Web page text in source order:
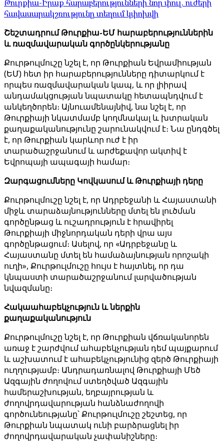
Թուրքիա-Իրաք հարաբերությունների նոր փուլ. ուժերի
հավասարակշռությունը տեղում կփոխվի
Շեշտադրում Թուրքիա-ԵՄ հարաբերություններին
և ռազմավարական գործընկերությանը
Քուրթուլմուշը նշել է, որ Թուրքիան Եվրամիության
(ԵՄ) հետ իր հարաբերությունները դիտարկում է
որպես ռազմավարական կապ, և որ լիիրավ
անդամակցության նպատակը հետապնդվում է
անկեղծորեն։ Այնուամենայնիվ, նա նշել է, որ
Թուրքիայի նկատմամբ կողմնակալ և խտրական
քաղաքականությունը շարունակվում է։ Նա ընդգծել
է, որ Թուրքիան կարևոր ուժ է իր
տարածաշրջանում և արժեքավոր ակտիվ է
Եվրոպայի ապագայի համար։
Զարգացումները Կովկասում և Թուրքիայի դերը
Քուրթուլմուշը նշել է, որ Ադրբեջանի և Հայաստանի
միջև տարաձայնությունները մտել են լուծման
գործընթաց և ուշադրություն է հրավիրել
Թուրքիայի միջնորդական դերի վրա այս
գործընթացում։ Ասելով, որ «Ադրբեջանը և
Հայաստանը մտել են համաձայնության որոշակի
ուղի», Քուրթուլմուշը հույս է հայտնել, որ դա
կնպաստի տարածաշրջանում լարվածության
նվազմանը։
Հակաահաբեկչություն և ներքին
քաղաքականություն
Քուրթուլմուշը նշել է, որ Թուրքիան վճռականորեն
առաջ է շարժվում ահաբեկչության դեմ պայքարում
և աշխատում է ահաբեկչությունից զերծ Թուրքիայի
ուղղությամբ։ Անդրադառնալով Թուրքիայի Մեծ
Ազգային ժողովում ստեղծված Ազգային
համերաշխության, եղբայրության և
ժողովրդավարության հանձնաժողովի
գործունեությանը՝ Քուրթուլմուշը շեշտեց, որ
Թուրքիան նպատակ ունի բարձրացնել իր
ժողովրդավարական չափանիշները։